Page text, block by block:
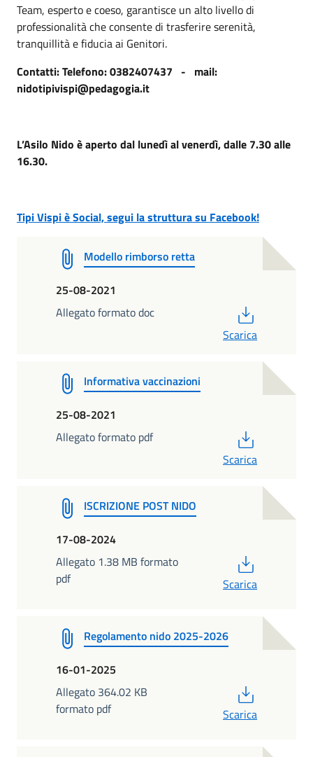
Team, esperto e coeso, garantisce un alto livello di
professionalità che consente di trasferire serenità,
tranquillità e fiducia ai Genitori.
Contatti: Telefono: 0382407437 - mail:
nidotipivispi@pedagogia.it
L’Asilo Nido è aperto dal lunedì al venerdì, dalle 7.30 alle
16.30.
Tipi Vispi è Social, segui la struttura su Facebook!
Modello rimborso retta
25-08-2021
Allegato formato doc
Scarica
Informativa vaccinazioni
25-08-2021
Allegato formato pdf
Scarica
ISCRIZIONE POST NIDO
17-08-2024
Allegato 1.38 MB formato
pdf
Scarica
Regolamento nido 2025-2026
16-01-2025
Allegato 364.02 KB
formato pdf
Scarica